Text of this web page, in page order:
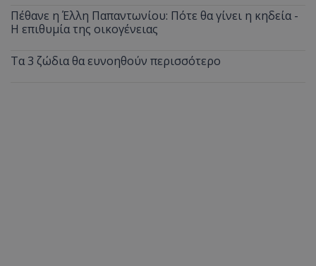
Πέθανε η Έλλη Παπαντωνίου: Πότε θα γίνει η κηδεία -
Η επιθυμία της οικογένειας
Τα 3 ζώδια θα ευνοηθούν περισσότερο